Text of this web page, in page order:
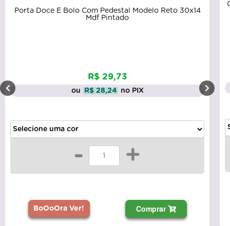
Porta Doce E Bolo Com Pedestal Modelo Reto 30x14
Mdf Pintado
R$ 29,73
ou R$ 28,24 no PIX
- +
BoOoOra Ver! Comprar